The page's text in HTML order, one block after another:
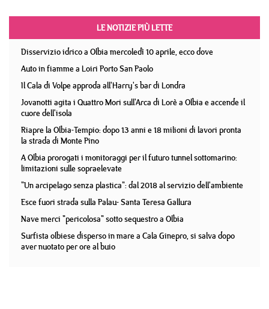
LE NOTIZIE PIÙ LETTE
Disservizio idrico a Olbia mercoledì 10 aprile, ecco dove
Auto in fiamme a Loiri Porto San Paolo
Il Cala di Volpe approda all'Harry's bar di Londra
Jovanotti agita i Quattro Mori sull'Arca di Lorè a Olbia e accende il
cuore dell'isola
Riapre la Olbia-Tempio: dopo 13 anni e 18 milioni di lavori pronta
la strada di Monte Pino
A Olbia prorogati i monitoraggi per il futuro tunnel sottomarino:
limitazioni sulle sopraelevate
"Un arcipelago senza plastica": dal 2018 al servizio dell'ambiente
Esce fuori strada sulla Palau- Santa Teresa Gallura
Nave merci "pericolosa" sotto sequestro a Olbia
Surfista olbiese disperso in mare a Cala Ginepro, si salva dopo
aver nuotato per ore al buio